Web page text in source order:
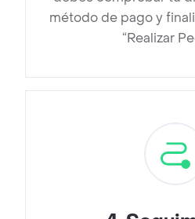
método de pago y
“Realizar